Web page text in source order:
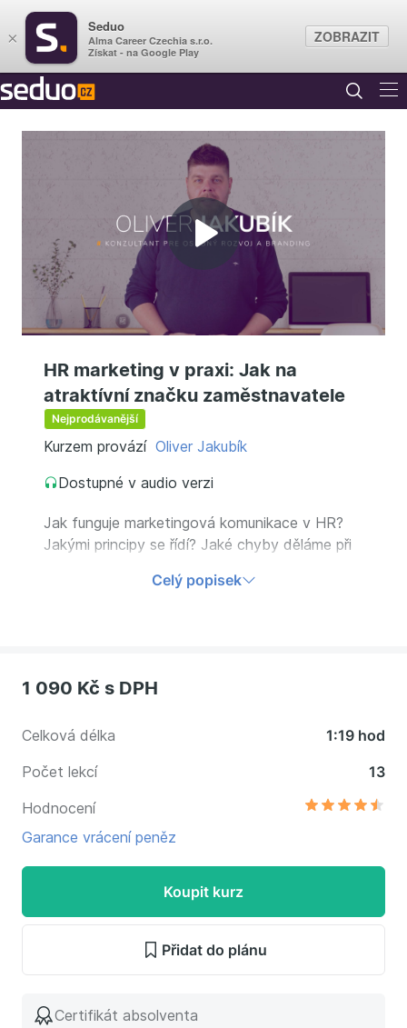
Přehrát
video
HR marketing v praxi: Jak na
atraktívní značku zaměstnavatele
Nejprodávanější
Kurzem provází Oliver Jakubík
Dostupné v audio verzi
Jak funguje marketingová komunikace v HR?
Jakými principy se řídí? Jaké chyby děláme při
vytvářet moderní HR marketing a atraktivní
Celý popisek
1 090 Kč s DPH
Celková délka
1:19 hod
Počet lekcí
13
Hodnocení
Garance vrácení peněz
Koupit kurz
Přidat do plánu
Certifikát absolventa
×
Seduo
Alma Career Czechia s.r.o.
Získat - na Google Play
ZOBRAZIT